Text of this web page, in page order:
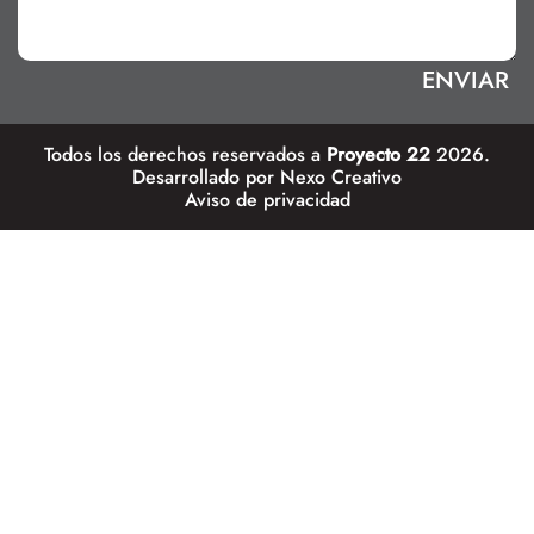
Todos los derechos reservados a Proyecto 22 2026.
Desarrollado por Nexo Creativo
Aviso de privacidad